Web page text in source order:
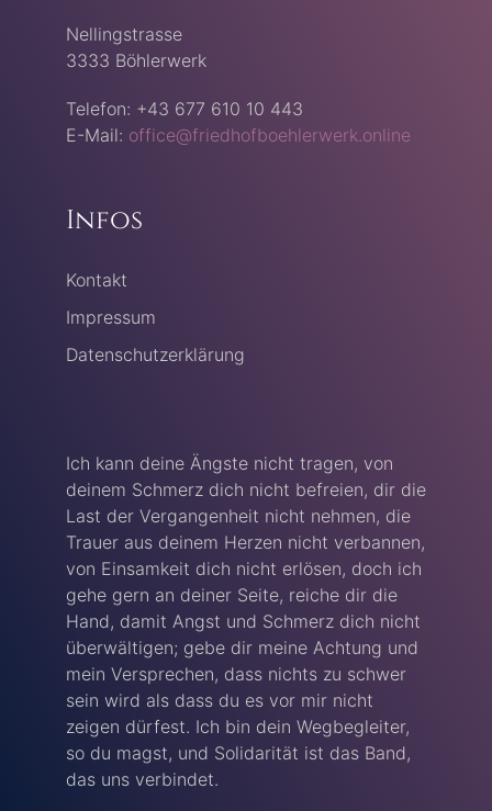
Nellingstrasse
3333 Böhlerwerk
Telefon: +43 677 610 10 443
E-Mail: office@friedhofboehlerwerk.online
Infos
Kontakt
Impressum
Datenschutzerklärung
Ich kann deine Ängste nicht tragen, von
deinem Schmerz dich nicht befreien, dir die
Last der Vergangenheit nicht nehmen, die
Trauer aus deinem Herzen nicht verbannen,
von Einsamkeit dich nicht erlösen, doch ich
gehe gern an deiner Seite, reiche dir die
Hand, damit Angst und Schmerz dich nicht
überwältigen; gebe dir meine Achtung und
mein Versprechen, dass nichts zu schwer
sein wird als dass du es vor mir nicht
zeigen dürfest. Ich bin dein Wegbegleiter,
so du magst, und Solidarität ist das Band,
das uns verbindet.